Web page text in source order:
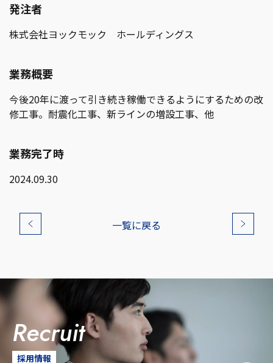
発注者
株式会社ヨックモック ホールディングス
業務概要
今後20年に渡って引き続き稼働できるようにするための改
修工事。耐震化工事、新ラインの増設工事、他
業務完了時
2024.09.30
一覧に戻る
recruit
採用情報